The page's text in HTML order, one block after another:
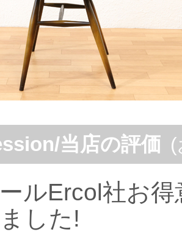
当店の評価
ルErcol社お
した!